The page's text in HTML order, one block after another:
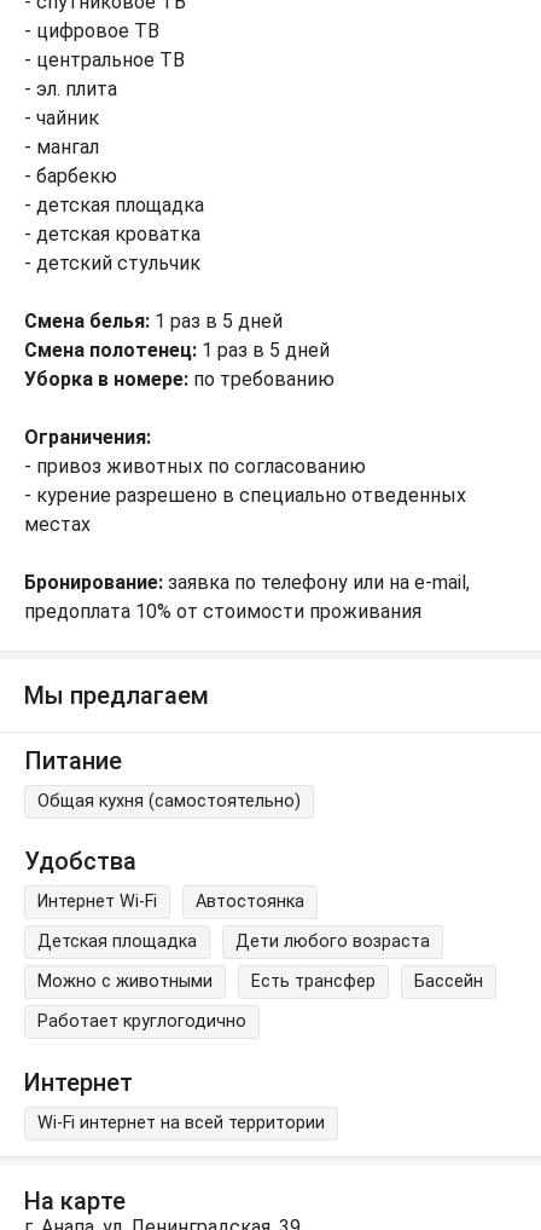
- цифровое ТВ
- центральное ТВ
- эл. плита
- чайник
- мангал
- барбекю
- детская площадка
- детская кроватка
- детский стульчик
Смена белья: 1 раз в 5 дней
Смена полотенец: 1 раз в 5 дней
Уборка в номере: по требованию
Ограничения:
- привоз животных по согласованию
- курение разрешено в специально отведенных
местах
Бронирование: заявка по телефону или на e-mail,
предоплата 10% от стоимости проживания
Мы предлагаем
Питание
Общая кухня (самостоятельно)
Удобства
Интернет Wi-Fi
Автостоянка
Детская площадка
Дети любого возраста
Можно с животными
Есть трансфер
Бассейн
Работает круглогодично
Интернет
Wi-Fi интернет на всей территории
На карте